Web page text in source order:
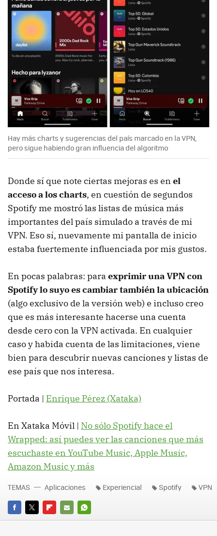
Hay más charts y sugerencias del país marcado en la VPN,
pero sigue habiendo gran influencia del algoritmo
Donde sí que note ciertas mejoras es en el
acceso a los charts, en cuestión de segundos
Spotify me mostró las listas de música más
importantes del país simulado a través de mi
VPN. Eso sí, nuevamente mi pantalla de inicio
estaba fuertemente influenciada por mis gustos.
En pocas palabras: para exprimir una VPN con
Spotify lo suyo es cambiar también la ubicación
(algo exclusivo de la versión web) e incluso creo
que es más interesante hacerse una cuenta
desde cero con la VPN activada. En cualquier
caso y habida cuenta de las limitaciones, viene
bien para descubrir nuevas canciones y listas de
ese país que nos interesa.
Portada | Enrique Pérez (Xataka)
En Xataka Móvil | No sólo Spotify hace el
Wrapped: así puedes ver las canciones que más
escuchaste en YouTube Music, Apple Music,
Amazon Music y más
FACEBOOK
TWITTERFLIPBOARD
E-
WHATSAPP
TEMAS Aplicaciones Experiencial Spotify VPN